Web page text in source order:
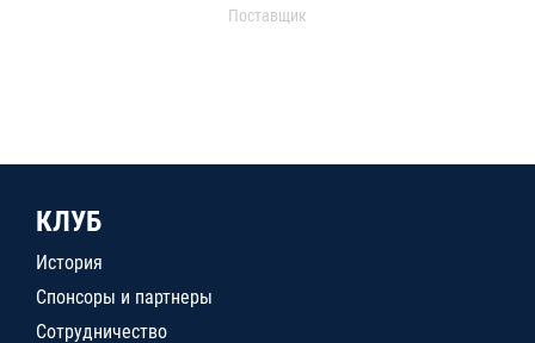
Поставщик
КЛУБ
История
Спонсоры и партнеры
Сотрудничество